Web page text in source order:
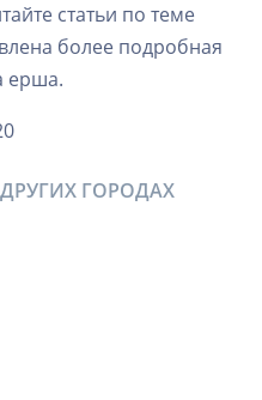
статьи по теме
более подробная
ерша.
ГОРОДАХ